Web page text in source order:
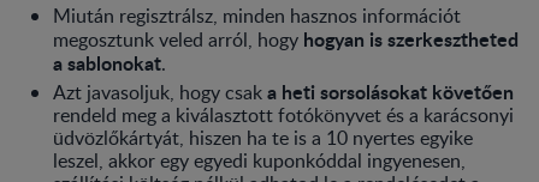
Miután regisztrálsz, minden hasznos információt
megosztunk veled arról, hogy hogyan is szerkesztheted
a sablonokat.
Azt javasoljuk, hogy csaka heti sorsolásokat követően
rendeld meg a kiválasztott fotókönyvet és a karácsonyi
üdvözlőkártyát, hiszen ha te is a 10 nyertes egyike
leszel, akkor egy egyedi kuponkóddal ingyenesen,